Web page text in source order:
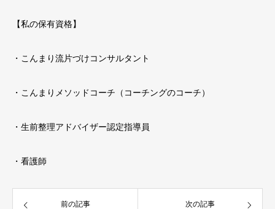
【私の保有資格】
・こんまり流片づけコンサルタント
・こんまりメソッドコーチ（コーチングのコーチ）
・生前整理アドバイザー認定指導員
・看護師
前の記事 次の記事